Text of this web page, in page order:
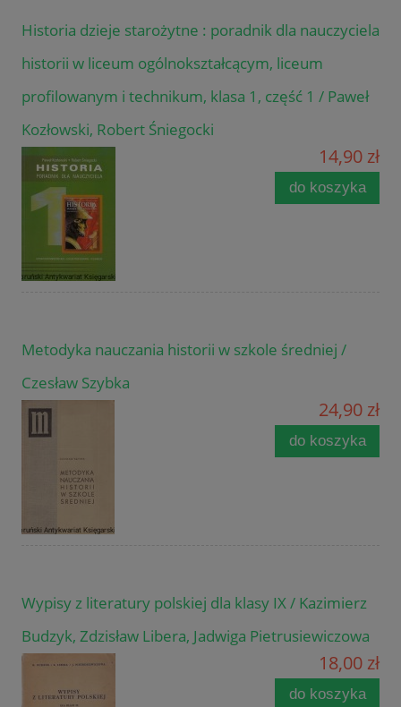
Historia dzieje starożytne : poradnik dla nauczyciela
historii w liceum ogólnokształcącym, liceum
profilowanym i technikum, klasa 1, część 1 / Paweł
Kozłowski, Robert Śniegocki
14,90 zł
do koszyka
Metodyka nauczania historii w szkole średniej /
Czesław Szybka
24,90 zł
do koszyka
Wypisy z literatury polskiej dla klasy IX / Kazimierz
Budzyk, Zdzisław Libera, Jadwiga Pietrusiewiczowa
18,00 zł
do koszyka